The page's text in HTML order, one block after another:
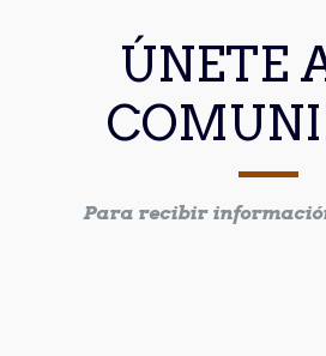
ÚNETE
Para recibir